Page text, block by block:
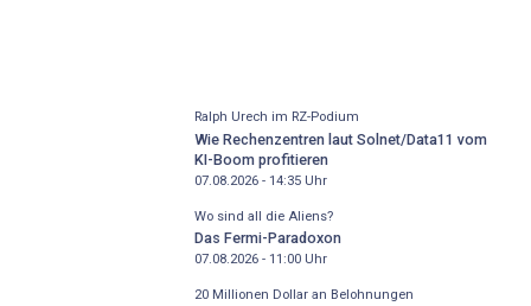
Ralph Urech im RZ-Podium
Wie Rechenzentren laut Solnet/Data11 vom
KI-Boom profitieren
07.08.2026 - 14:35Uhr
Wo sind all die Aliens?
Das Fermi-Paradoxon
07.08.2026 - 11:00Uhr
20 Millionen Dollar an Belohnungen